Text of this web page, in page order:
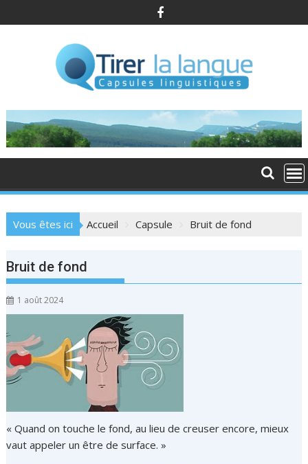
k
t
n
Vous êtes ici
Accueil Capsule Bruit de fond
Bruit de fond
1 août 2024
« Quand on touche le fond, au lieu de creuser encore, mieux
vaut appeler un être de surface. »